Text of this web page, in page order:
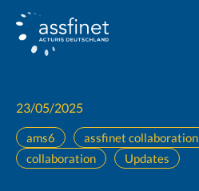
Weiter
23/05/2025
ams6 assfinet collaboration
collaboration
Updates